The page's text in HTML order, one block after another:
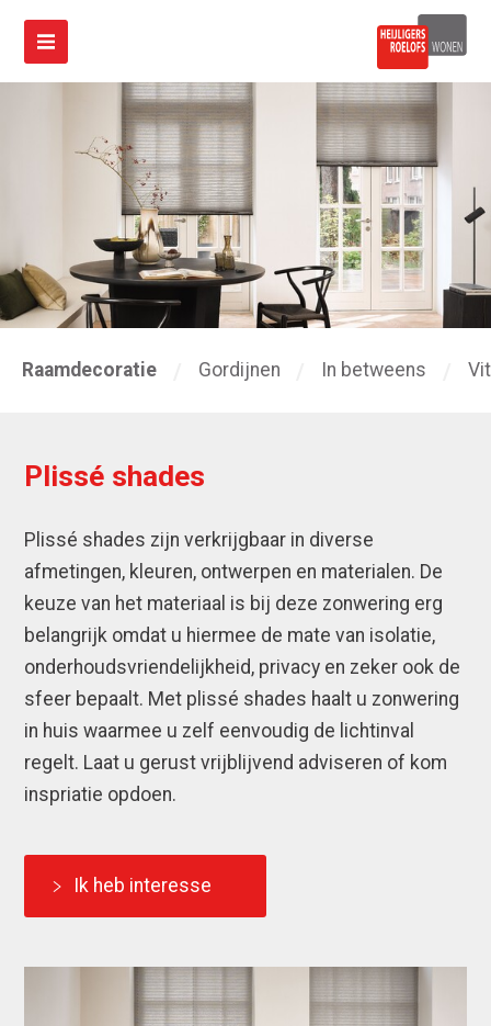
Raamdecoratie Gordijnen In betweens
Plissé shades
Plissé shades zijn verkrijgbaar in diverse
afmetingen, kleuren, ontwerpen en materialen. De
keuze van het materiaal is bij deze zonwering erg
belangrijk omdat u hiermee de mate van isolatie,
onderhoudsvriendelijkheid, privacy en zeker ook de
sfeer bepaalt. Met plissé shades haalt u zonwering
in huis waarmee u zelf eenvoudig de lichtinval
regelt. Laat u gerust vrijblijvend adviseren of kom
inspriatie opdoen.
Ik heb interesse